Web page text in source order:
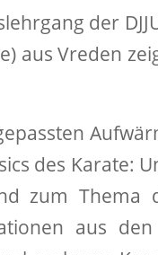
der
aus Vreden
des Karate:
zum Thema
aus